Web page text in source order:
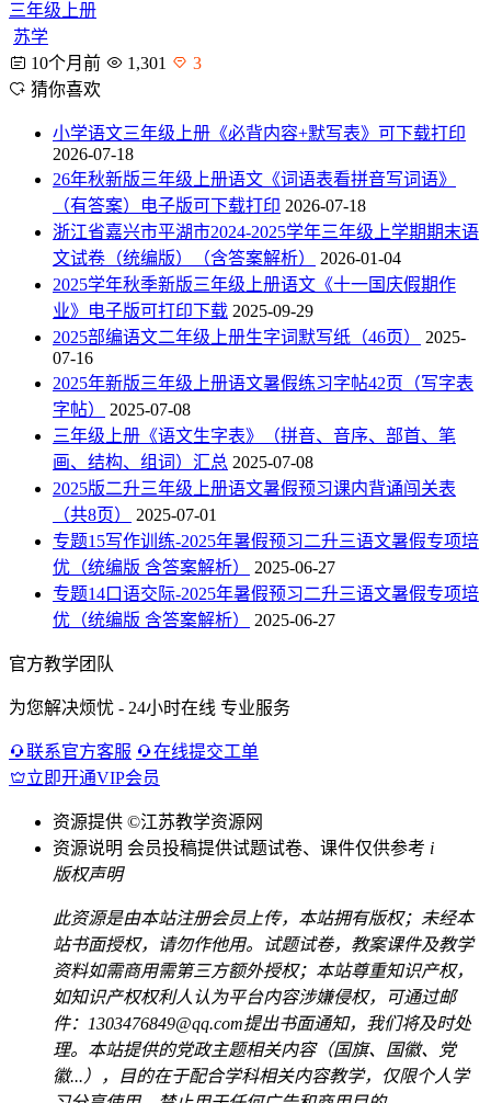
三年级上册
苏学
10个月前
1,301
3
猜你喜欢
小学语文三年级上册《必背内容+默写表》可下载打印
2026-07-18
26年秋新版三年级上册语文《词语表看拼音写词语》
（有答案）电子版可下载打印 2026-07-18
浙江省嘉兴市平湖市2024-2025学年三年级上学期期末语
文试卷（统编版）（含答案解析）
2026-01-04
2025学年秋季新版三年级上册语文《十一国庆假期作
业》电子版可打印下载 2025-09-29
2025部编语文二年级上册生字词默写纸（46页）
2025-
07-16
2025年新版三年级上册语文暑假练习字帖42页（写字表
字帖）
2025-07-08
三年级上册《语文生字表》（拼音、音序、部首、笔
画、结构、组词）汇总 2025-07-08
2025版二升三年级上册语文暑假预习课内背诵闯关表
（共8页）
2025-07-01
专题15写作训练-2025年暑假预习二升三语文暑假专项培
优（统编版 含答案解析）
2025-06-27
专题14口语交际-2025年暑假预习二升三语文暑假专项培
优（统编版 含答案解析）
2025-06-27
官方教学团队
为您解决烦忧 - 24小时在线 专业服务
联系官方客服
在线提交工单
立即开通VIP会员
资源提供 ©江苏教学资源网
资源说明 会员投稿提供试题试卷、课件仅供参考 i
版权声明
此资源是由本站注册会员上传，本站拥有版权；未经本
站书面授权，请勿作他用。试题试卷，教案课件及教学
资料如需商用需第三方额外授权；本站尊重知识产权，
如知识产权权利人认为平台内容涉嫌侵权，可通过邮
件：1303476849@qq.com提出书面通知，我们将及时处
理。本站提供的党政主题相关内容（国旗、国徽、党
徽...），目的在于配合学科相关内容教学，仅限个人学